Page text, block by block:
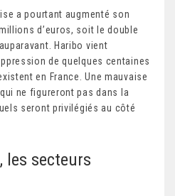
a pourtant augmenté son
d’euros, soit le double
Haribo vient
de quelques centaines
en France. Une mauvaise
ne figureront pas dans la
seront privilégiés au côté
les secteurs